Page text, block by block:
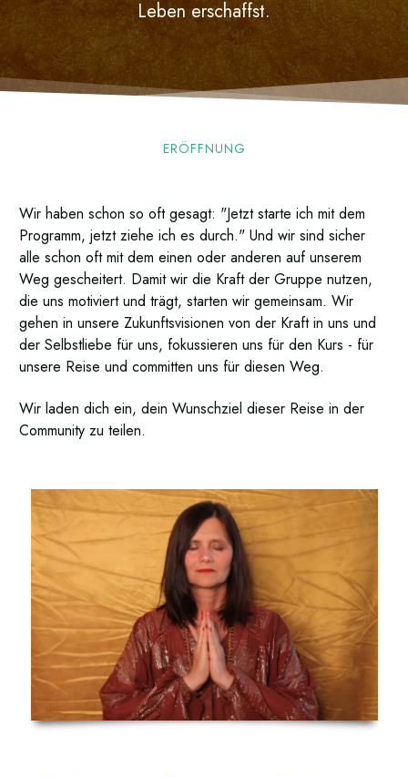
Leben erschaffst.
ERÖFFNUNG
Wir haben schon so oft gesagt: "Jetzt starte ich mit dem
Programm, jetzt ziehe ich es durch." Und wir sind sicher
alle schon oft mit dem einen oder anderen auf unserem
Weg gescheitert. Damit wir die Kraft der Gruppe nutzen,
die uns motiviert und trägt, starten wir gemeinsam. Wir
gehen in unsere Zukunftsvisionen von der Kraft in uns und
der Selbstliebe für uns, fokussieren uns für den Kurs - für
unsere Reise und committen uns für diesen Weg.
Wir laden dich ein, dein Wunschziel dieser Reise in der
Community zu teilen.